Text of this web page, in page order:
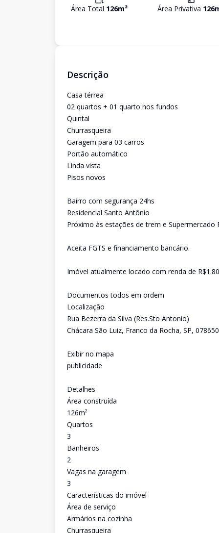
Área Total 126m² Área Privativa 126
Descrição
Casa térrea
02 quartos + 01 quarto nos fundos
Quintal
Churrasqueira
Garagem para 03 carros
Portão automático
Linda vista
Pisos novos
Bairro com segurança 24hs
Residencial Santo Antônio
Próximo às estações de trem e Supermercado
Aceita FGTS e financiamento bancário.
Imóvel atualmente locado com renda de
Documentos todos em ordem
Localização
Rua Bezerra da Silva (Res.Sto Antonio)
Chácara São Luiz, Franco da Rocha, SP,
Exibir no mapa
publicidade
Detalhes
Área construída
126m²
Quartos
3
Banheiros
2
Vagas na garagem
3
Características do imóvel
Área de serviço
Armários na cozinha
Churrasqueira